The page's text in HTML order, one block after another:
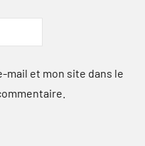
mail et mon site dans le